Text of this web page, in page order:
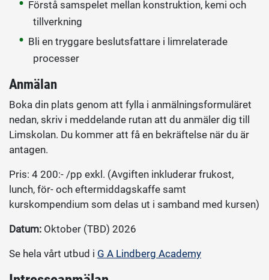
Förstå samspelet mellan konstruktion, kemi och
tillverkning
Bli en tryggare beslutsfattare i limrelaterade
processer
Anmälan
Boka din plats genom att fylla i anmälningsformuläret
nedan, skriv i meddelande rutan att du anmäler dig till
Limskolan. Du kommer att få en bekräftelse när du är
antagen.
Pris: 4 200:- /pp exkl. (Avgiften inkluderar frukost,
lunch, för- och eftermiddagskaffe samt
kurskompendium som delas ut i samband med kursen)
Datum: Oktober (TBD) 2026
Se hela vårt utbud i G A Lindberg Academy